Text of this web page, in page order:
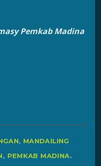
Pemkab Madina
, MANDAILING
, PEMKAB MADINA.